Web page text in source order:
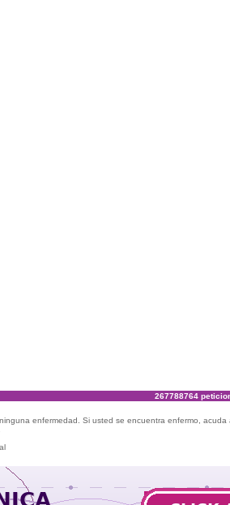
267788764
enfermedad. Si usted se encuentra enfermo, acuda